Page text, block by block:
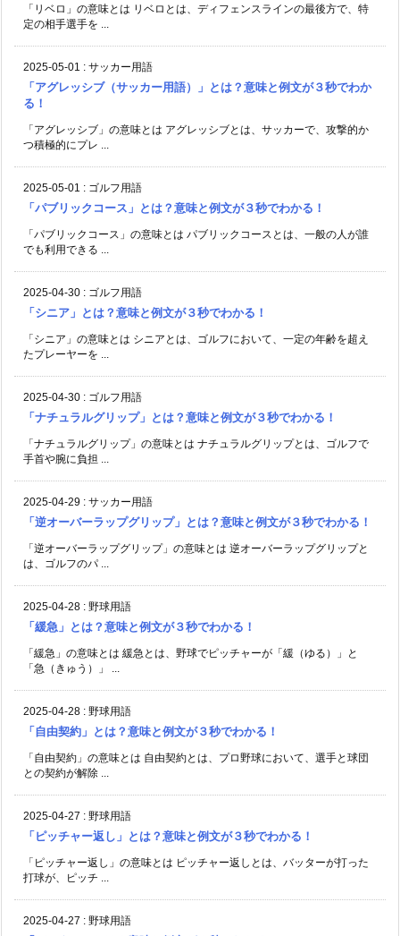
「リベロ」の意味とは リベロとは、ディフェンスラインの最後方で、特
定の相手選手を ...
2025-05-01 : サッカー用語
「アグレッシブ（サッカー用語）」とは？意味と例文が３秒でわか
る！
「アグレッシブ」の意味とは アグレッシブとは、サッカーで、攻撃的か
つ積極的にプレ ...
2025-05-01 : ゴルフ用語
「パブリックコース」とは？意味と例文が３秒でわかる！
「パブリックコース」の意味とは パブリックコースとは、一般の人が誰
でも利用できる ...
2025-04-30 : ゴルフ用語
「シニア」とは？意味と例文が３秒でわかる！
「シニア」の意味とは シニアとは、ゴルフにおいて、一定の年齢を超え
たプレーヤーを ...
2025-04-30 : ゴルフ用語
「ナチュラルグリップ」とは？意味と例文が３秒でわかる！
「ナチュラルグリップ」の意味とは ナチュラルグリップとは、ゴルフで
手首や腕に負担 ...
2025-04-29 : サッカー用語
「逆オーバーラップグリップ」とは？意味と例文が３秒でわかる！
「逆オーバーラップグリップ」の意味とは 逆オーバーラップグリップと
は、ゴルフのパ ...
2025-04-28 : 野球用語
「緩急」とは？意味と例文が３秒でわかる！
「緩急」の意味とは 緩急とは、野球でピッチャーが「緩（ゆる）」と
「急（きゅう）」 ...
2025-04-28 : 野球用語
「自由契約」とは？意味と例文が３秒でわかる！
「自由契約」の意味とは 自由契約とは、プロ野球において、選手と球団
との契約が解除 ...
2025-04-27 : 野球用語
「ピッチャー返し」とは？意味と例文が３秒でわかる！
「ピッチャー返し」の意味とは ピッチャー返しとは、バッターが打った
打球が、ピッチ ...
2025-04-27 : 野球用語